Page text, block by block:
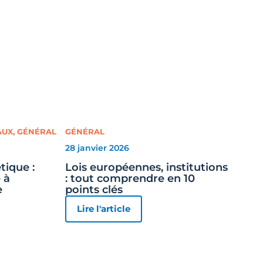
, GÉNÉRAL
:
à
GÉNÉRAL
28 janvier 2026
Lois européennes, institutions
: tout comprendre en 10
points clés
Lire l'article